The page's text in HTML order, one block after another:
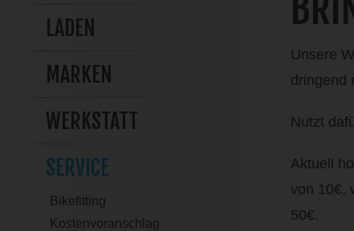
LADEN
MARKEN
WERKSTATT
SERVICE
Bikefitting
Kostenvoranschlag
Unsere
dringend
Nutzt
Aktuell
von 10€,
50€.